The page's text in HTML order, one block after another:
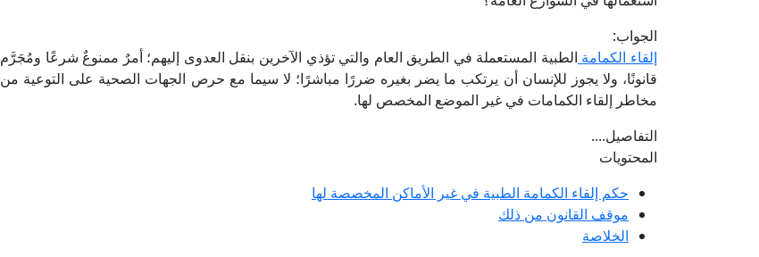
الجواب:
إلقاء الكمامة الطبية المستعملة في الطريق العام والتي تؤذي الآخرين بنقل العدوى إليهم؛ أمرٌ ممنوعٌ شرعًا ومُجَرَّم
قانونًا، ولا يجوز للإنسان أن يرتكب ما يضر بغيره ضررًا مباشرًا؛ لا سيما مع حرص الجهات الصحية على التوعية من
مخاطر إلقاء الكمامات في غير الموضع المخصص لها.
التفاصيل....
المحتويات
حكم إلقاء الكمامة الطبية في غير الأماكن المخصصة لها
موقف القانون من ذلك
الخلاصة